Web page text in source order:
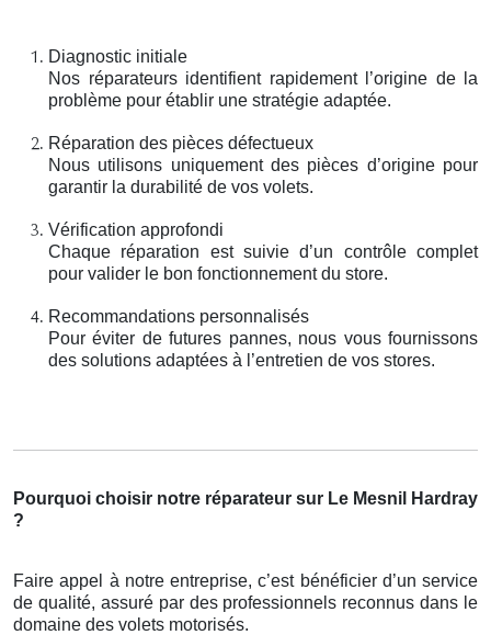
Diagnostic initiale
Nos réparateurs identifient rapidement l’origine de la
problème pour établir une stratégie adaptée.
Réparation des pièces défectueux
Nous utilisons uniquement des pièces d’origine pour
garantir la durabilité de vos volets.
Vérification approfondi
Chaque réparation est suivie d’un contrôle complet
pour valider le bon fonctionnement du store.
Recommandations personnalisés
Pour éviter de futures pannes, nous vous fournissons
des solutions adaptées à l’entretien de vos stores.
Pourquoi choisir notre réparateur sur Le Mesnil Hardray
?
Faire appel à notre entreprise, c’est bénéficier d’un service
de qualité, assuré par des professionnels reconnus dans le
domaine des volets motorisés.